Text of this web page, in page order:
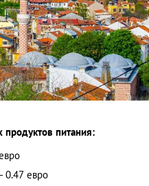
питания:
0.47 евро